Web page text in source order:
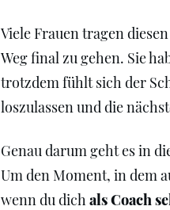
Viele Frauen tragen
Weg final zu gehen. Sie
trotzdem fühlt sich der
loszulassen und die
Genau darum geht es in
Um den Moment, in dem
wenn du dichals Coach